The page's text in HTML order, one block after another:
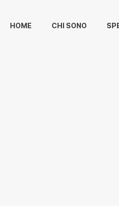
HOME CHI SONO